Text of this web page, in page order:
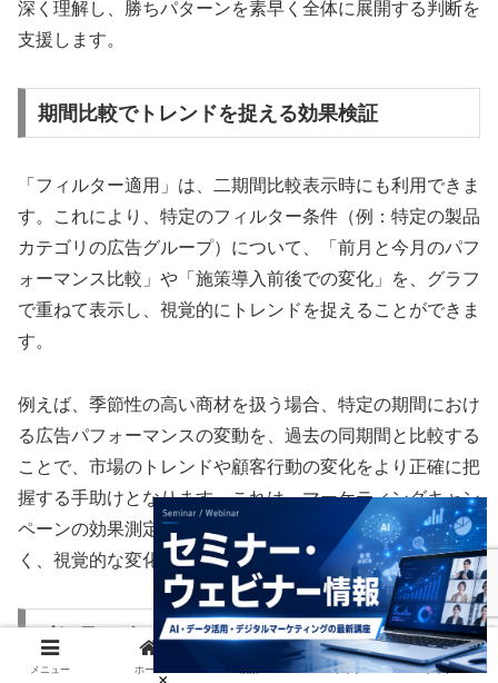
深く理解し、勝ちパターンを素早く全体に展開する判断を
支援します。
期間比較でトレンドを捉える効果検証
「フィルター適用」は、二期間比較表示時にも利用できま
す。これにより、特定のフィルター条件（例：特定の製品
カテゴリの広告グループ）について、「前月と今月のパフ
ォーマンス比較」や「施策導入前後での変化」を、グラフ
で重ねて表示し、視覚的にトレンドを捉えることができま
す。
例えば、季節性の高い商材を扱う場合、特定の期間におけ
る広告パフォーマンスの変動を、過去の同期間と比較する
ことで、市場のトレンドや顧客行動の変化をより正確に把
握する手助けとなります。これは、マーケティングキャン
ペーンの効果測定において、単なる数値の比較だけでな
く、視覚的な変化の傾向を捉える上で役立ちます。
インティメート・マージャーのデータ基盤との
連携可能性
メニュー ホーム トップ サイドバー